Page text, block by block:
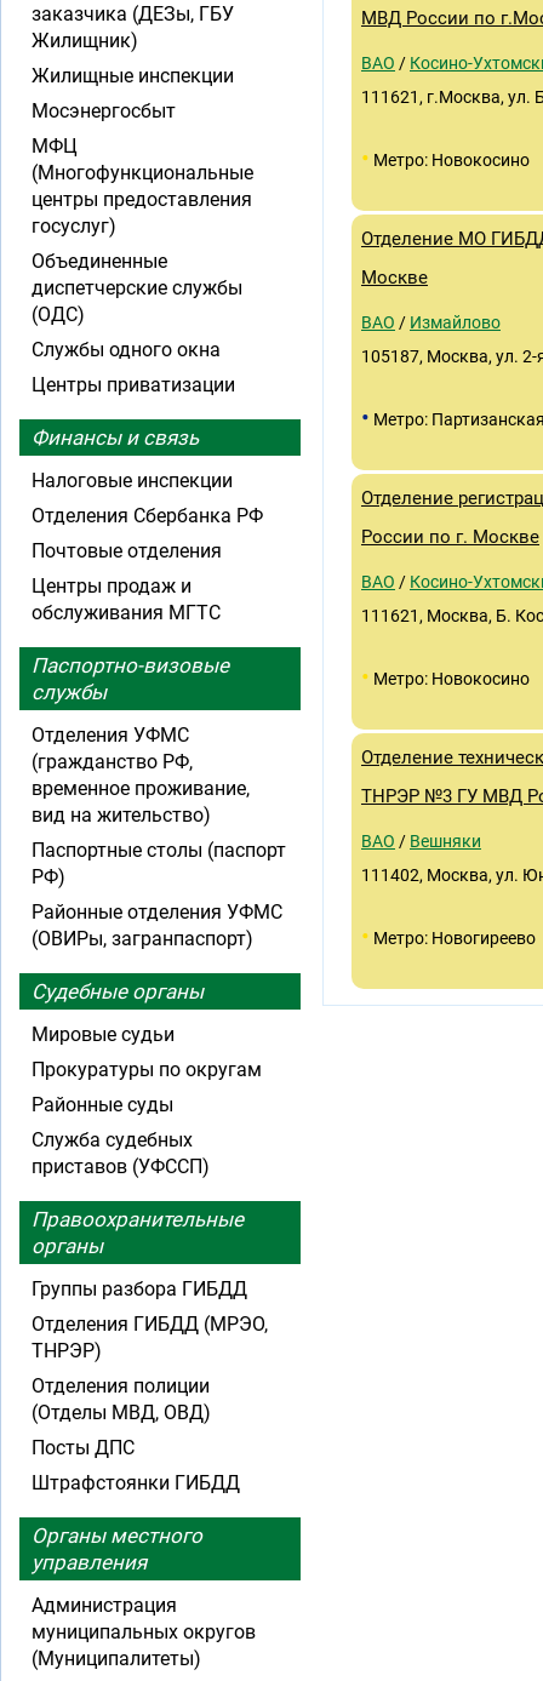
МВД России по
ВАО / Косино-
111621, г.Москва, ул.
• Метро: Новокосино
Отделение МО
Москве
ВАО / Измайлово
105187, Москва, ул.
• Метро:
Отделение
России по г. Москве
ВАО / Косино-
111621, Москва, Б.
• Метро: Новокосино
Отделение
ТНРЭР №3 ГУ МВД
ВАО / Вешняки
111402, Москва, ул.
• Метро: Новогиреево
заказчика (ДЕЗы, ГБУ
Жилищник)
Жилищные инспекции
Мосэнергосбыт
МФЦ
(Многофункциональные
центры предоставления
госуслуг)
Объединенные
диспетчерские службы
(ОДС)
Службы одного окна
Центры приватизации
Финансы и связь
Налоговые инспекции
Отделения Сбербанка РФ
Почтовые отделения
Центры продаж и
обслуживания МГТС
Паспортно-визовые
службы
Отделения УФМС
(гражданство РФ,
временное проживание,
вид на жительство)
Паспортные столы (паспорт
РФ)
Районные отделения УФМС
(ОВИРы, загранпаспорт)
Судебные органы
Мировые судьи
Прокуратуры по округам
Районные суды
Служба судебных
приставов (УФССП)
Правоохранительные
органы
Группы разбора ГИБДД
Отделения ГИБДД (МРЭО,
ТНРЭР)
Отделения полиции
(Отделы МВД, ОВД)
Посты ДПС
Штрафстоянки ГИБДД
Органы местного
управления
Администрация
муниципальных округов
(Муниципалитеты)